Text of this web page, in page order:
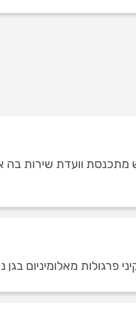
מתכנסת וועדת שירות בה